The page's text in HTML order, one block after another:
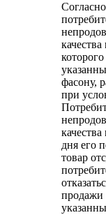
фасону,
при
дня его
товар
продажи